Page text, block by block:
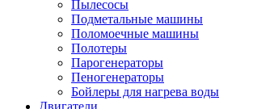
Пылесосы
Подметальные машины
Поломоечные машины
Полотеры
Парогенераторы
Пеногенераторы
Бойлеры для нагрева воды
Двигатели